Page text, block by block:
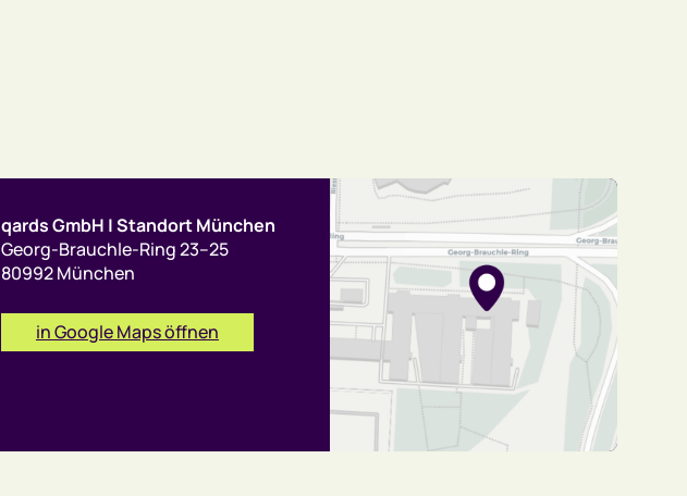
qards GmbH | Standort München
Georg-Brauchle-Ring 23–25
80992 München
in Google Maps öffnen